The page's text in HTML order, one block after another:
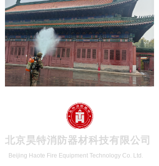
Beijing Haote Fire Equipment Technology Co. Ltd.
北京昊特消防器材科技有限公司